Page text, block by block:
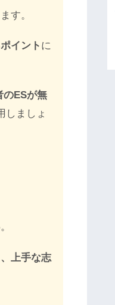
す。
イント に
のESが無
しましょ
上手な志